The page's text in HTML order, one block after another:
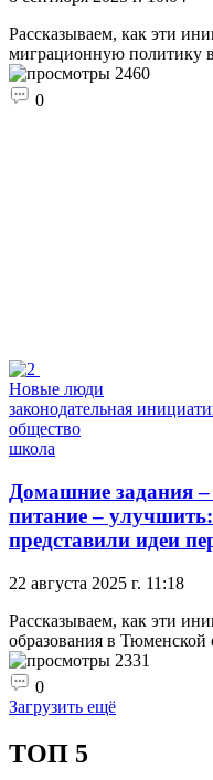
Рассказываем, как эти
миграционную политику
2460
0
Новые люди
законодательная
общество
школа
Домашние задания
питание –
представили идеи
22 августа 2025 г. 11:18
Рассказываем, как эти
образования в Тюменской
2331
0
Загрузить ещё
ТОП 5